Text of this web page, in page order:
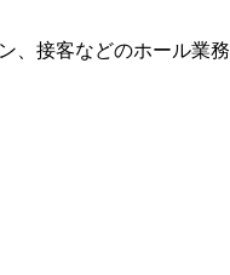
、接客などのホール業